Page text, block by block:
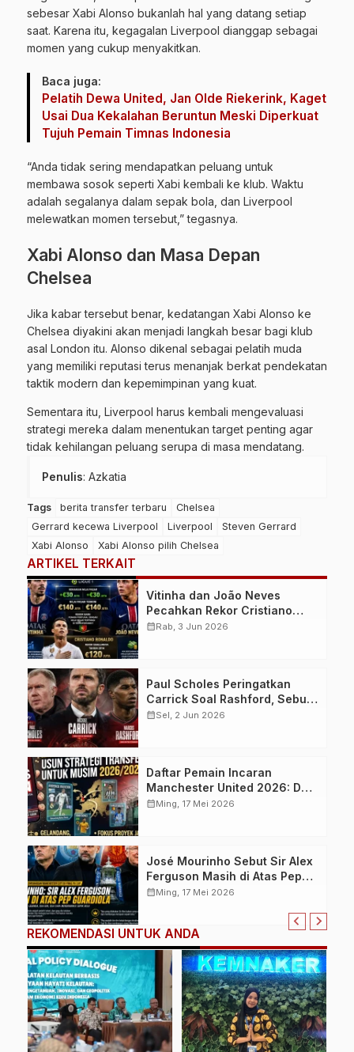
sebesar Xabi Alonso bukanlah hal yang datang setiap
saat. Karena itu, kegagalan Liverpool dianggap sebagai
momen yang cukup menyakitkan.
Baca juga:
Pelatih Dewa United, Jan Olde Riekerink, Kaget
Usai Dua Kekalahan Beruntun Meski Diperkuat
Tujuh Pemain Timnas Indonesia
“Anda tidak sering mendapatkan peluang untuk
membawa sosok seperti Xabi kembali ke klub. Waktu
adalah segalanya dalam sepak bola, dan Liverpool
melewatkan momen tersebut,” tegasnya.
Xabi Alonso dan Masa Depan
Chelsea
Jika kabar tersebut benar, kedatangan Xabi Alonso ke
Chelsea diyakini akan menjadi langkah besar bagi klub
asal London itu. Alonso dikenal sebagai pelatih muda
yang memiliki reputasi terus menanjak berkat pendekatan
taktik modern dan kepemimpinan yang kuat.
Sementara itu, Liverpool harus kembali mengevaluasi
strategi mereka dalam menentukan target penting agar
tidak kehilangan peluang serupa di masa mendatang.
Penulis: Azkatia
Tags berita transfer terbaru
Chelsea
Gerrard kecewa Liverpool
Liverpool
Steven Gerrard
Xabi Alonso
Xabi Alonso pilih Chelsea
ARTIKEL TERKAIT
Vitinha dan João Neves
Pecahkan Rekor Cristiano
Ronaldo, Jadi Pemain Portugal
calendar_monthRab, 3 Jun 2026
Paul Scholes Peringatkan
Carrick Soal Rashford, Sebut
Reuni di Manchester United
calendar_monthSel, 2 Jun 2026
Daftar Pemain Incaran
Manchester United 2026: Dari
Federico Valverde hingga
calendar_monthMing, 17 Mei 2026
José Mourinho Sebut Sir Alex
Ferguson Masih di Atas Pep
Guardiola, Ini Alasannya
calendar_monthMing, 17 Mei 2026
REKOMENDASI UNTUK ANDA